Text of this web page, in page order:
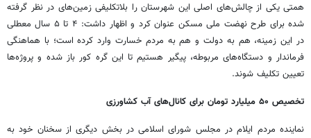
همتی یکی از چالش‌های اصلی این شهرستان را بلاتکلیفی زمین‌های در نظر گرفته
شده برای طرح نهضت ملی مسکن عنوان کرد و اظهار داشت: ۴ تا ۵ سال معطلی
در این زمینه، هم به دولت و هم به مردم خسارت وارد کرده است؛ با هماهنگی
فرماندار و دستگاه‌های مربوطه، پیگیر هستیم تا این گره کور باز شده و پروژه‌ها
تعیین تکلیف شوند.
تخصیص ۵۰ میلیارد تومان برای کانال‌های آب کشاورزی
نماینده مردم ایلام در مجلس شورای اسلامی در بخش دیگری از سخنان خود به